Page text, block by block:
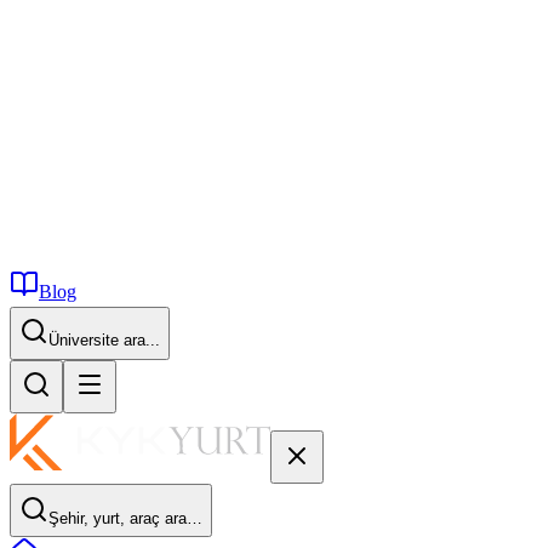
Blog
İstanbul...
Şehir, yurt, araç ara…